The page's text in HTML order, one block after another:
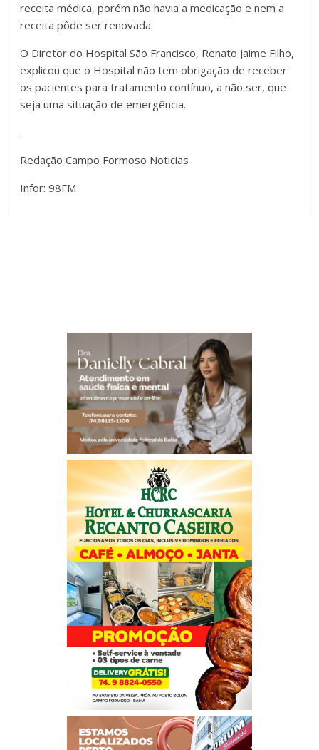
receita médica, porém não havia a medicação e nem a
receita pôde ser renovada.
O Diretor do Hospital São Francisco, Renato Jaime Filho,
explicou que o Hospital não tem obrigação de receber
os pacientes para tratamento contínuo, a não ser, que
seja uma situação de emergência.
.
Redação Campo Formoso Noticias
Infor: 98FM